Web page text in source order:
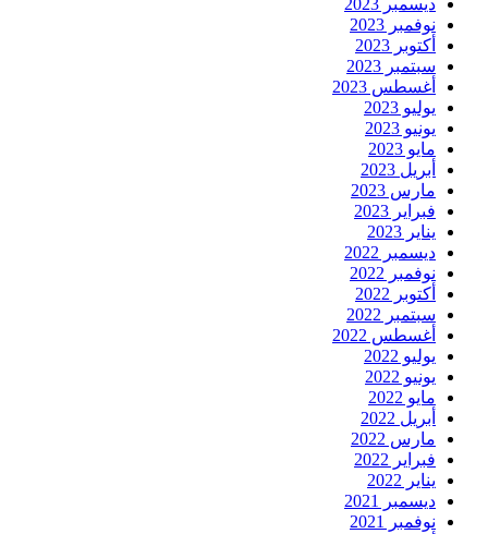
نوفمبر 2023
أكتوبر 2023
سبتمبر 2023
أغسطس 2023
يوليو 2023
يونيو 2023
مايو 2023
أبريل 2023
مارس 2023
فبراير 2023
يناير 2023
ديسمبر 2022
نوفمبر 2022
أكتوبر 2022
سبتمبر 2022
أغسطس 2022
يوليو 2022
يونيو 2022
مايو 2022
أبريل 2022
مارس 2022
فبراير 2022
يناير 2022
ديسمبر 2021
نوفمبر 2021